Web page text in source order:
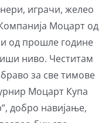
играчи, желео
Моцарт од
од прошле године
ниво. Честитам
за све тимове
Моцарт Купа
добро навијање,